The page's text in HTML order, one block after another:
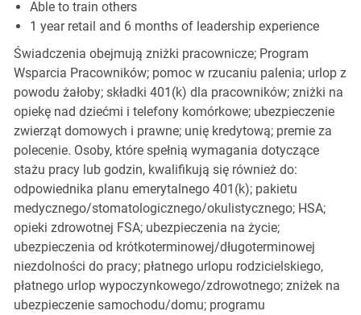
Able to train others
1 year retail and 6 months of leadership experience
Świadczenia obejmują zniżki pracownicze; Program
Wsparcia Pracowników; pomoc w rzucaniu palenia; urlop z
powodu żałoby; składki 401(k) dla pracowników; zniżki na
opiekę nad dziećmi i telefony komórkowe; ubezpieczenie
zwierząt domowych i prawne; unię kredytową; premie za
polecenie. Osoby, które spełnią wymagania dotyczące
stażu pracy lub godzin, kwalifikują się również do:
odpowiednika planu emerytalnego 401(k); pakietu
medycznego/stomatologicznego/okulistycznego; HSA;
opieki zdrowotnej FSA; ubezpieczenia na życie;
ubezpieczenia od krótkoterminowej/długoterminowej
niezdolności do pracy; płatnego urlopu rodzicielskiego,
płatnego urlop wypoczynkowego/zdrowotnego; zniżek na
ubezpieczenie samochodu/domu; programu